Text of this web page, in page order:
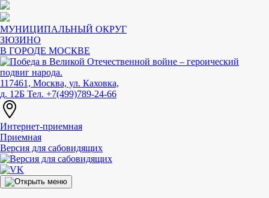
МУНИЦИПАЛЬНЫЙ ОКРУГ
ЗЮЗИНО
В ГОРОДЕ МОСКВЕ
117461, Москва, ул. Каховка,
д. 12Б Тел. +7(499)789-24-66
Интернет-приемная
Приемная
Версия для сабовидящих